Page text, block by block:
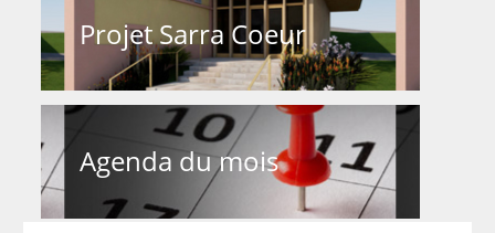
Projet Sarra Coeur
Agenda du mois